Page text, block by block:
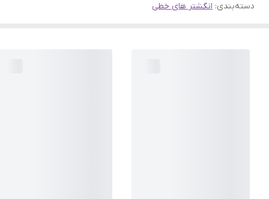
دسته‌بندی: انگشتر های خطی